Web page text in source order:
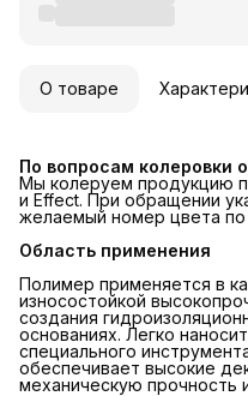
О товаре
По вопросам колеровки
Мы колеруем продукцию
и Effect. При обращении
желаемый номер цвета по
Область применения
Полимер применяется в
износостойкой
создания
основаниях. Легко
специального
обеспечивает высокие
механическую прочность